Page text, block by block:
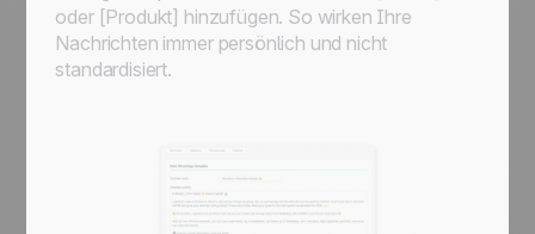
oder [Produkt] hinzufügen. So wirken Ihre
Nachrichten immer persönlich und nicht
standardisiert.